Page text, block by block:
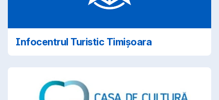
Infocentrul Turistic Timișoara